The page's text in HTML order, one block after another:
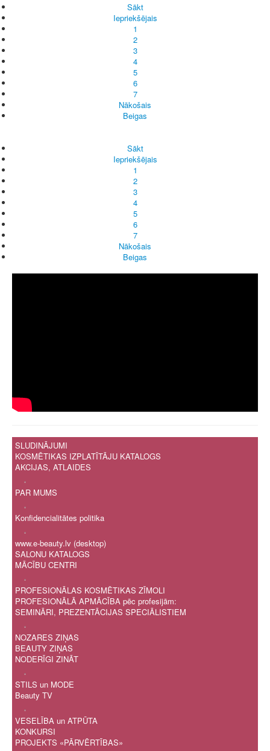
Sākt
Iepriekšējais
1
2
3
4
5
6
7
Nākošais
Beigas
Sākt
Iepriekšējais
1
2
3
4
5
6
7
Nākošais
Beigas
SLUDINĀJUMI
KOSMĒTIKAS IZPLATĪTĀJU KATALOGS
AKCIJAS, ATLAIDES
.
PAR MUMS
.
Konfidencialitātes politika
.
www.e-beauty.lv (desktop)
SALONU KATALOGS
MĀCĪBU CENTRI
.
PROFESIONĀLAS KOSMĒTIKAS ZĪMOLI
PROFESIONĀLĀ APMĀCĪBA pēc profesijām:
SEMINĀRI, PREZENTĀCIJAS SPECIĀLISTIEM
.
NOZARES ZIŅAS
BEAUTY ZIŅAS
NODERĪGI ZINĀT
.
STILS un MODE
Beauty TV
.
VESELĪBA un ATPŪTA
KONKURSI
PROJEKTS «PĀRVĒRTĪBAS»